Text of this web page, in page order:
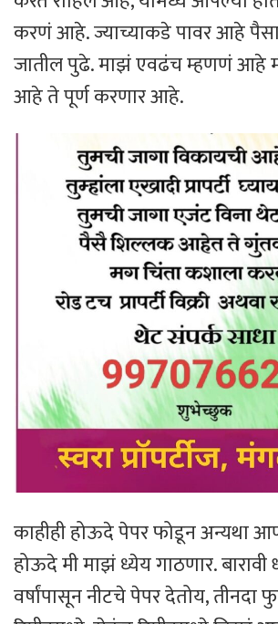
करणं आहे. ज्याच्याकडे पावर आहे
जातील पुढे. माझं एवढंच म्हणणं आहे
आहे ते पूर्ण करणार आहे.
काहीही होऊदे पेपर फोडून अन्यथा
होऊदे मी माझं ध्येय गाठणार.
वर्षांपासून नीटचे पेपर देतोय, तीनदा